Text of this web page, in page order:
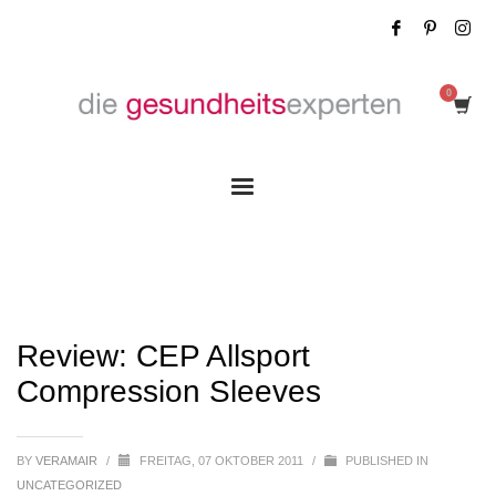
Review: CEP Allsport
Compression Sleeves
BY VERAMAIR / FREITAG, 07 OKTOBER 2011 /
PUBLISHED IN
UNCATEGORIZED